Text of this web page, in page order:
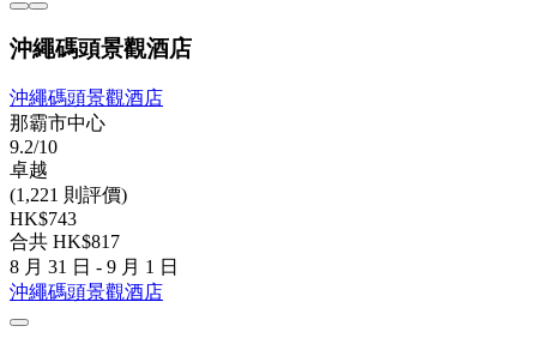
沖繩碼頭景觀酒店
沖繩碼頭景觀酒店
那霸市中心
9.2/10
卓越
(1,221 則評價)
HK$743
合共 HK$817
8 月 31 日 - 9 月 1 日
沖繩碼頭景觀酒店